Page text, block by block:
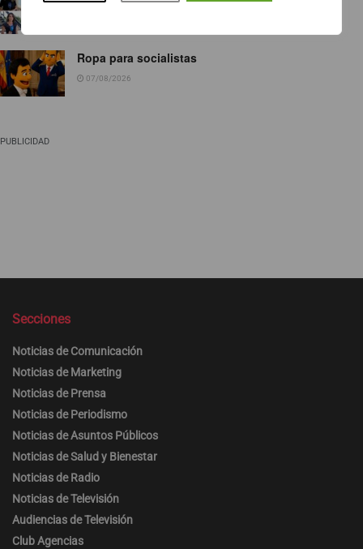
Ropa para socialistas
07/08/2026
PUBLICIDAD
Secciones
Noticias de Comunicación
Noticias de Marketing
Noticias de Prensa
Noticias de Periodismo
Noticias de Asuntos Públicos
Noticias de Salud y Bienestar
Noticias de Radio
Noticias de Televisión
Audiencias de Televisión
Club Agencias